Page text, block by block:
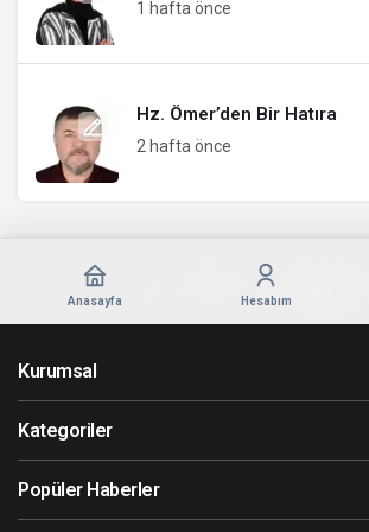
1 hafta önce
Hz. Ömer’den Bir Hatıra
2 hafta önce
Anasayfa Hesabım
Kurumsal
Kategoriler
Popüler Haberler